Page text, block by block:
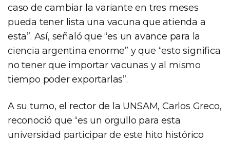
caso de cambiar la variante en tres meses
pueda tener lista una vacuna que atienda a
esta”. Así, señaló que “es un avance para la
ciencia argentina enorme” y que “esto significa
no tener que importar vacunas y al mismo
tiempo poder exportarlas”.
A su turno, el rector de la UNSAM, Carlos Greco,
reconoció que “es un orgullo para esta
universidad participar de este hito histórico